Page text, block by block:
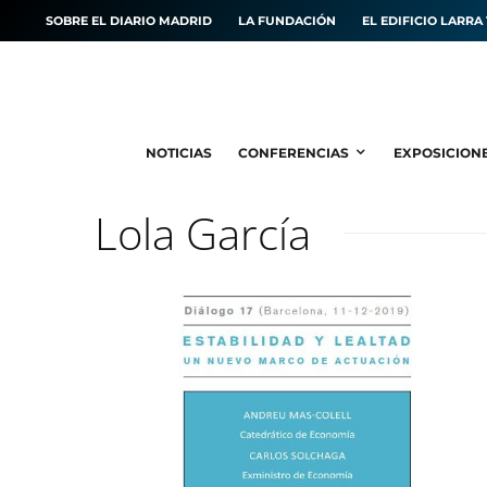
SOBRE EL DIARIO MADRID LA FUNDACIÓN EL EDIFICIO LARRA
NOTICIAS CONFERENCIAS
Lola García